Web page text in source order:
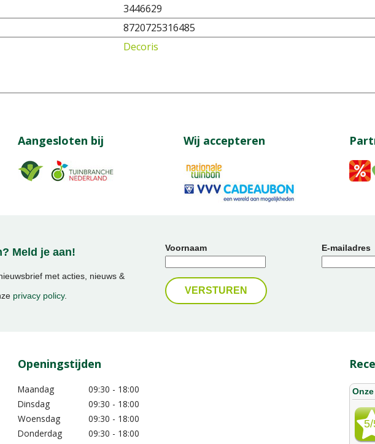
3446629
8720725316485
Decoris
Aangesloten bij Wij accepteren
Meld je aan!
met acties, nieuws &
privacy policy.
Voornaam E-mailadres
Openingstijden
Maandag
09:30 - 18:00
Dinsdag
09:30 - 18:00
Woensdag
09:30 - 18:00
Donderdag
09:30 - 18:00